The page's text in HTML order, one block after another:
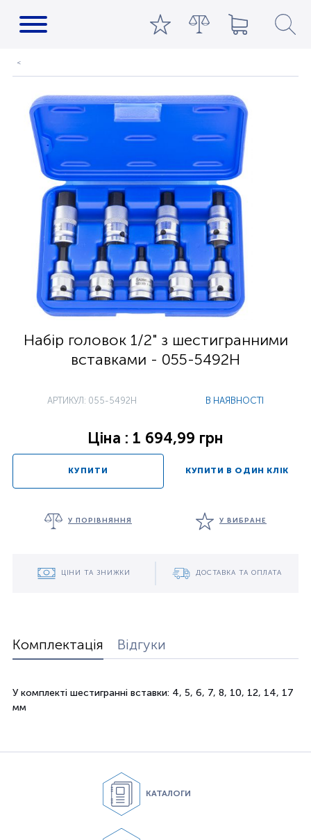
Набір головок 1/2" з шестигранними
вставками - 055-5492H
АРТИКУЛ: 055-5492H В НАЯВНОСТІ
Ціна : 1 694,99 грн
КУПИТИ КУПИТИ В ОДИН КЛІК
У ПОРІВНЯННЯ У ВИБРАНЕ
ЦІНИ ТА ЗНИЖКИ ДОСТАВКА ТА ОПЛАТА
Комплектація Відгуки
У комплекті шестигранні вставки: 4, 5, 6, 7, 8, 10, 12, 14, 17
мм
КАТАЛОГИ